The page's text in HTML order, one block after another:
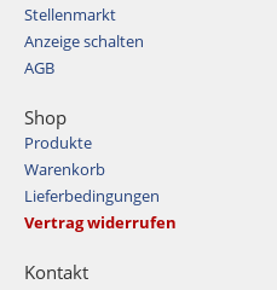
Stellenmarkt
Anzeige schalten
AGB
Shop
Produkte
Warenkorb
Lieferbedingungen
Vertrag widerrufen
Kontakt